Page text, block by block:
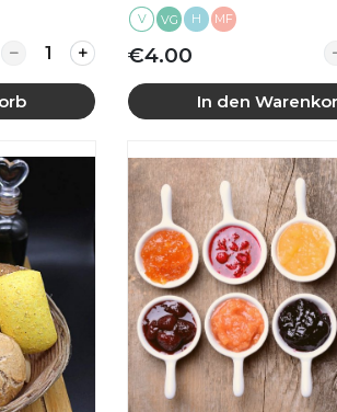
Karotten
Quantity for Rotkohl
Mehr anzeigen
V VG H MF
€4.00
In den